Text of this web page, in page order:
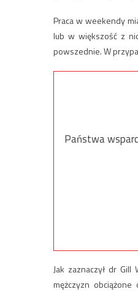
Praca w weekendy
lub w większość z
powszednie. W
Państwa
Jak zaznaczył dr
mężczyzn obciążone